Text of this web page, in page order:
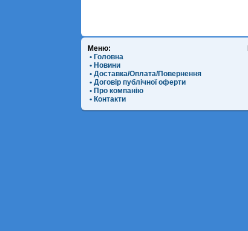
Меню:
• Головна
• Новини
• Доставка/Оплата/Повернення
• Договір публічної оферти
• Про компанію
• Контакти